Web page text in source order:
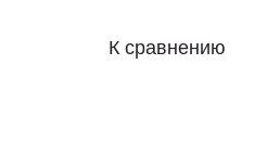
К сравнению